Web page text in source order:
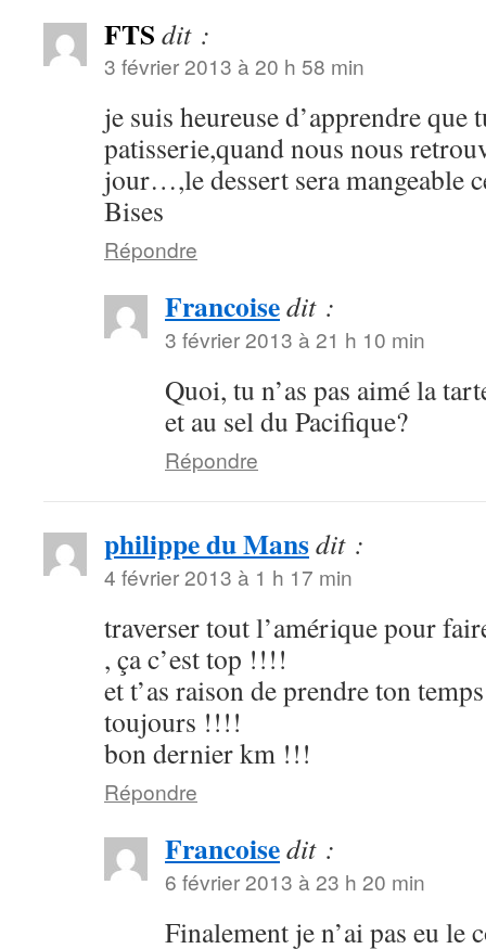
FTS dit :
3 février 2013 à 20 h 58 min
je suis heureuse d’apprendre que
patisserie,quand nous nous
jour…,le dessert sera
Bises
Répondre
Francoisedit :
3 février 2013 à 21 h 10 min
Quoi, tu n’as pas aimé la
et au sel du Pacifique?
Répondre
philippe du Mansdit :
4 février 2013 à 1 h 17 min
traverser tout l’amérique pour
, ça c’est top !!!!
et t’as raison de prendre ton
toujours !!!!
bon dernier km !!!
Répondre
Francoisedit :
6 février 2013 à 23 h 20 min
Finalement je n’ai pas eu le